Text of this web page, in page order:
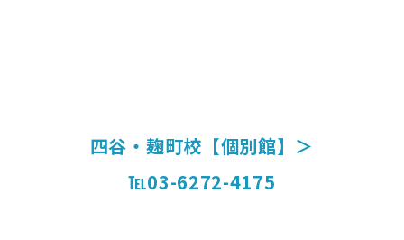
四谷・麹町校【個別館】＞
℡03-6272-4175